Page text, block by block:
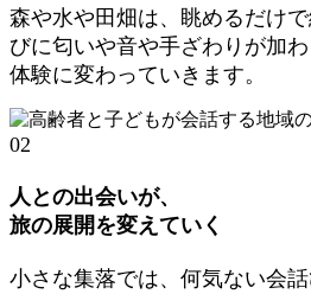
森や水や田畑は、眺めるだけ
びに匂いや音や手ざわりが加
体験に変わっていきます。
02
人との出会いが、
旅の展開を変えていく
小さな集落では、何気ない会